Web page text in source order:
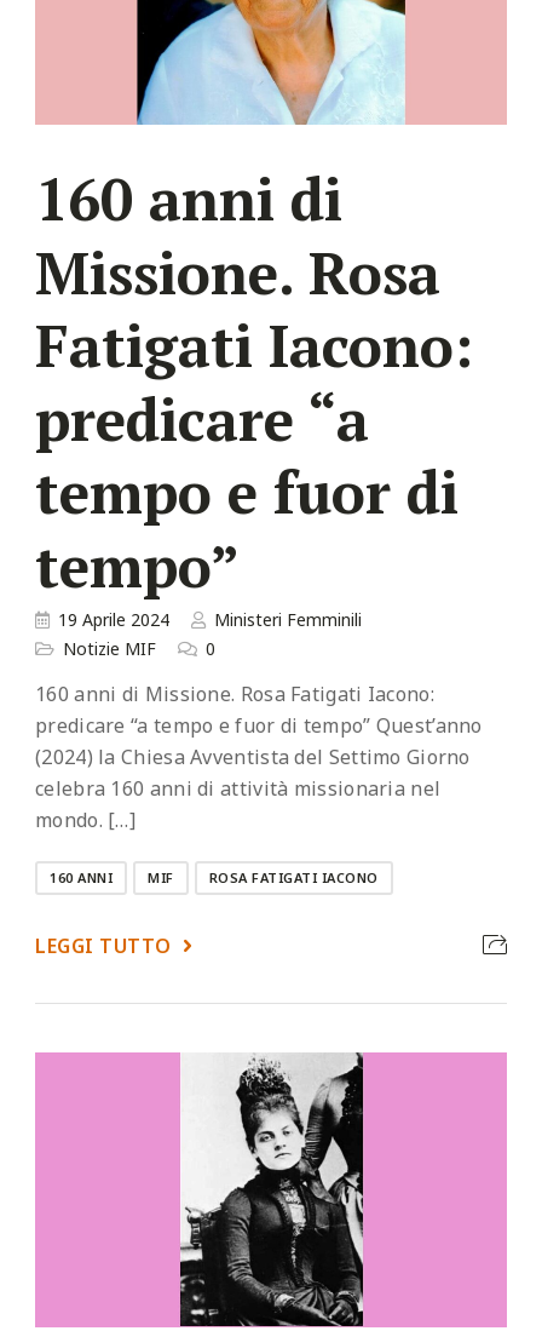
160 anni di
Missione. Rosa
Fatigati Iacono:
predicare “a
tempo e fuor di
tempo”
19 Aprile 2024
Ministeri Femminili
Notizie MIF
0
160 anni di Missione. Rosa Fatigati Iacono:
predicare “a tempo e fuor di tempo” Quest’anno
(2024) la Chiesa Avventista del Settimo Giorno
celebra 160 anni di attività missionaria nel
mondo. […]
160 ANNI MIF ROSA FATIGATI IACONO
LEGGI TUTTO